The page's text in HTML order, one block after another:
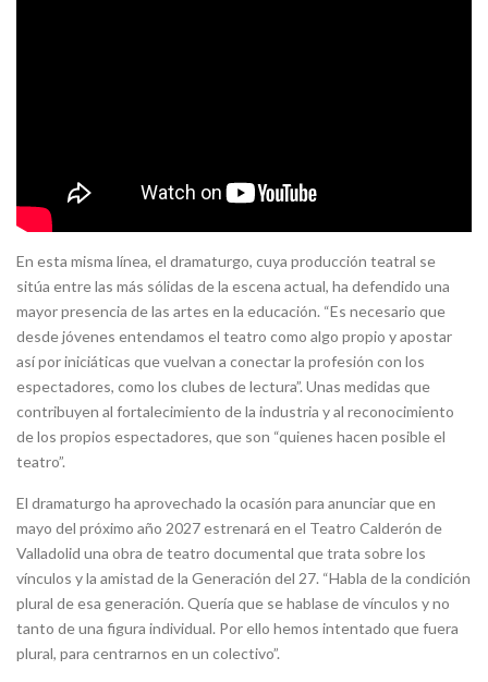
En esta misma línea, el dramaturgo, cuya producción teatral se
sitúa entre las más sólidas de la escena actual, ha defendido una
mayor presencia de las artes en la educación. “Es necesario que
desde jóvenes entendamos el teatro como algo propio y apostar
así por iniciáticas que vuelvan a conectar la profesión con los
espectadores, como los clubes de lectura”. Unas medidas que
contribuyen al fortalecimiento de la industria y al reconocimiento
de los propios espectadores, que son “quienes hacen posible el
teatro”.
El dramaturgo ha aprovechado la ocasión para anunciar que en
mayo del próximo año 2027 estrenará en el Teatro Calderón de
Valladolid una obra de teatro documental que trata sobre los
vínculos y la amistad de la Generación del 27. “Habla de la condición
plural de esa generación. Quería que se hablase de vínculos y no
tanto de una figura individual. Por ello hemos intentado que fuera
plural, para centrarnos en un colectivo”.